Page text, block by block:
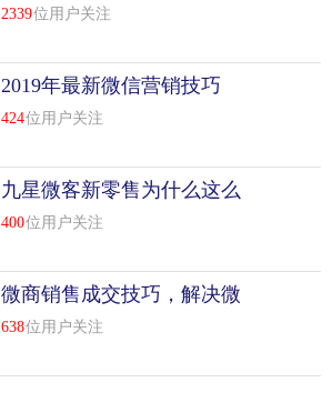
2339位用户关注
2019年最新微信营销技巧
424位用户关注
九星微客新零售为什么这么
火？有什么优势？
400位用户关注
微商销售成交技巧，解决微
商“成交率低”
638位用户关注